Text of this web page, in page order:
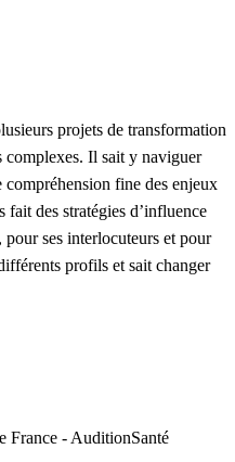
projets de transformation
complexes. Il sait y naviguer
compréhension fine des enjeux
fait des stratégies d’influence
ses interlocuteurs et pour
profils et sait changer
France - AuditionSanté